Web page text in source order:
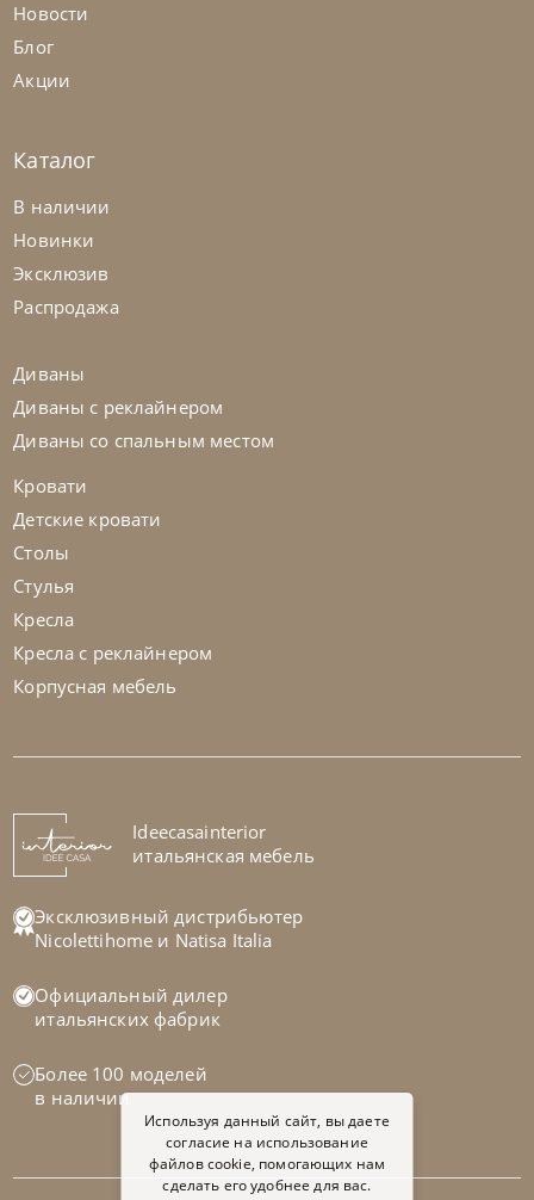
Natisa
Стол обеденный Vela
Стол обеденный Root
На заказ 45-90 дн
Новости
Блог
Акции
Каталог
В наличии
Новинки
Эксклюзив
Распродажа
Диваны
Диваны с реклайнером
Диваны со спальным местом
Кровати
Детские кровати
Столы
Стулья
Кресла
Кресла с реклайнером
Корпусная мебель
Ideecasainterior
итальянская мебель
Эксклюзивный дистрибьютер
Nicolettihome и Natisa Italia
Официальный дилер
итальянских фабрик
Более 100 моделей
в наличии
Используя данный сайт, вы даете
согласие на использование
файлов cookie, помогающих нам
сделать его удобнее для вас.